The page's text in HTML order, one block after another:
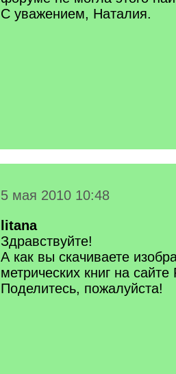
С уважением, Наталия.
5 мая 2010 10:48
litana
Здравствуйте!
А как вы скачиваете
метрических книг на сайте
Поделитесь, пожалуйста!